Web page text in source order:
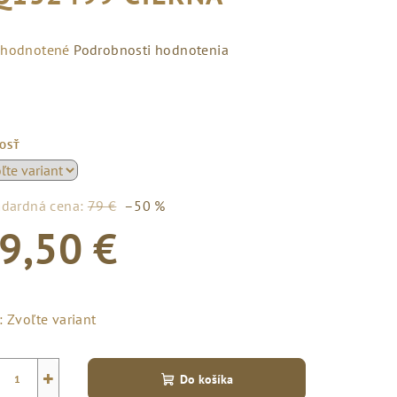
Podrobnosti hodnotenia
cena: 79 € –50 %
€
Zvoľte variant
+ Do košíka